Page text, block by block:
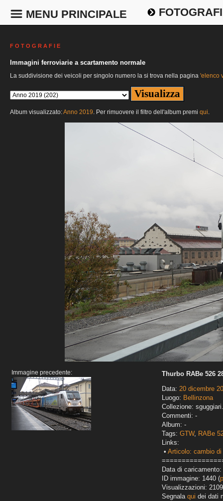
MENU PRINCIPALE
F O T O G R A F I E
Immagini ferroviarie a scartamento normale
La suddivisione dei veicoli per singolo numero la si trova nella pagina 'elenco
Album visualizzato:Anno 2019. Per rimuovere il filtro dell'album premi qui.
Immagine precedente:
Thurbo RABe 526
Data: 20 dicembre
Luogo: Bellinzona
Collezione:
Commenti: -
Album: -
Tags: GTW, RABe
Links:
• Articolo: cambio
Data di caricamento:
ID immagine: 1440 (
Visualizzazioni: 2109
Segnala qui dei dati